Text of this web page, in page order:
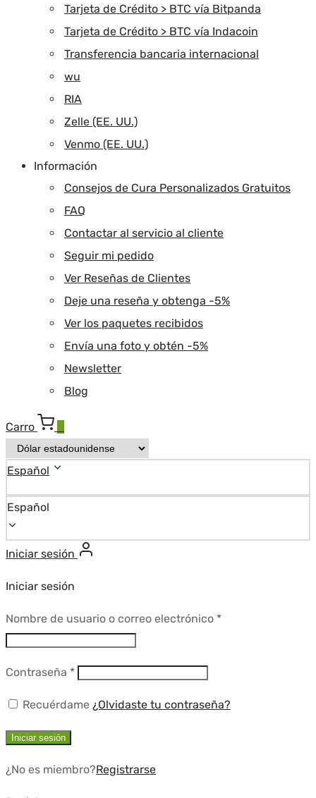
Tarjeta de Crédito > BTC vía Bitpanda
Tarjeta de Crédito > BTC vía Indacoin
Transferencia bancaria internacional
wu
RIA
Zelle (EE. UU.)
Venmo (EE. UU.)
Información
Consejos de Cura Personalizados Gratuitos
FAQ
Contactar al servicio al cliente
Seguir mi pedido
Ver Reseñas de Clientes
Deje una reseña y obtenga -5%
Ver los paquetes recibidos
Envía una foto y obtén -5%
Newsletter
Blog
Carro
Español
Español
Iniciar sesión
Iniciar sesión
Nombre de usuario o correo electrónico *Requerido
Contraseña *Requerido
Recuérdame ¿Olvidaste tu contraseña?
Iniciar sesión
¿No es miembro?Registrarse